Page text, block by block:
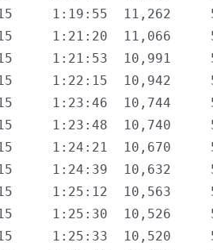
1:19:55  11,262
1:21:20  11,066
1:21:53  10,991
1:22:15  10,942
1:23:46  10,744
1:23:48  10,740
1:24:21  10,670
1:24:39  10,632
1:25:12  10,563
1:25:30  10,526
1:25:33  10,520